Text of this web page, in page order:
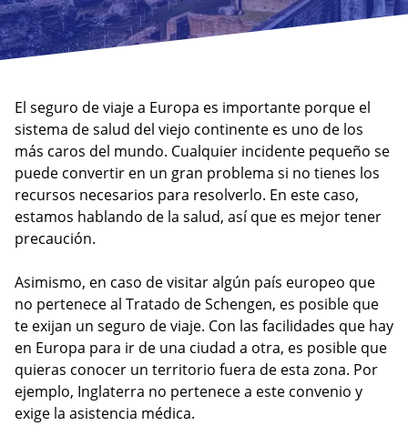
El seguro de viaje a Europa es importante porque el
sistema de salud del viejo continente es uno de los
más caros del mundo. Cualquier incidente pequeño se
puede convertir en un gran problema si no tienes los
recursos necesarios para resolverlo. En este caso,
estamos hablando de la salud, así que es mejor tener
precaución.
Asimismo, en caso de visitar algún país europeo que
no pertenece al Tratado de Schengen, es posible que
te exijan un seguro de viaje. Con las facilidades que hay
en Europa para ir de una ciudad a otra, es posible que
quieras conocer un territorio fuera de esta zona. Por
ejemplo, Inglaterra no pertenece a este convenio y
exige la asistencia médica.